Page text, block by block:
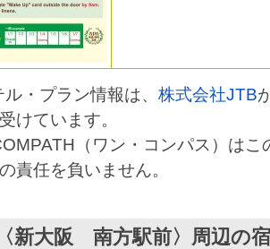
・プラン情報は、 株式会社JTB
けています。
（ワン・コンパス）はこ
責任を負いません。
新大阪 南方駅前〉 周辺の